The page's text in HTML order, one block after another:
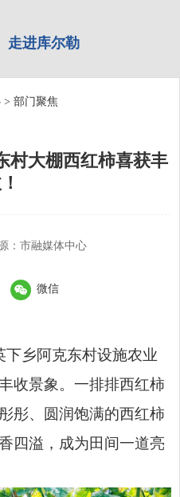
走进库尔勒
> 部门聚焦
村大棚西红柿喜获丰
：市融媒体中心
微信
下乡阿克东村设施农业
收景象。一排排西红柿
彤、圆润饱满的西红柿
四溢，成为田间一道亮